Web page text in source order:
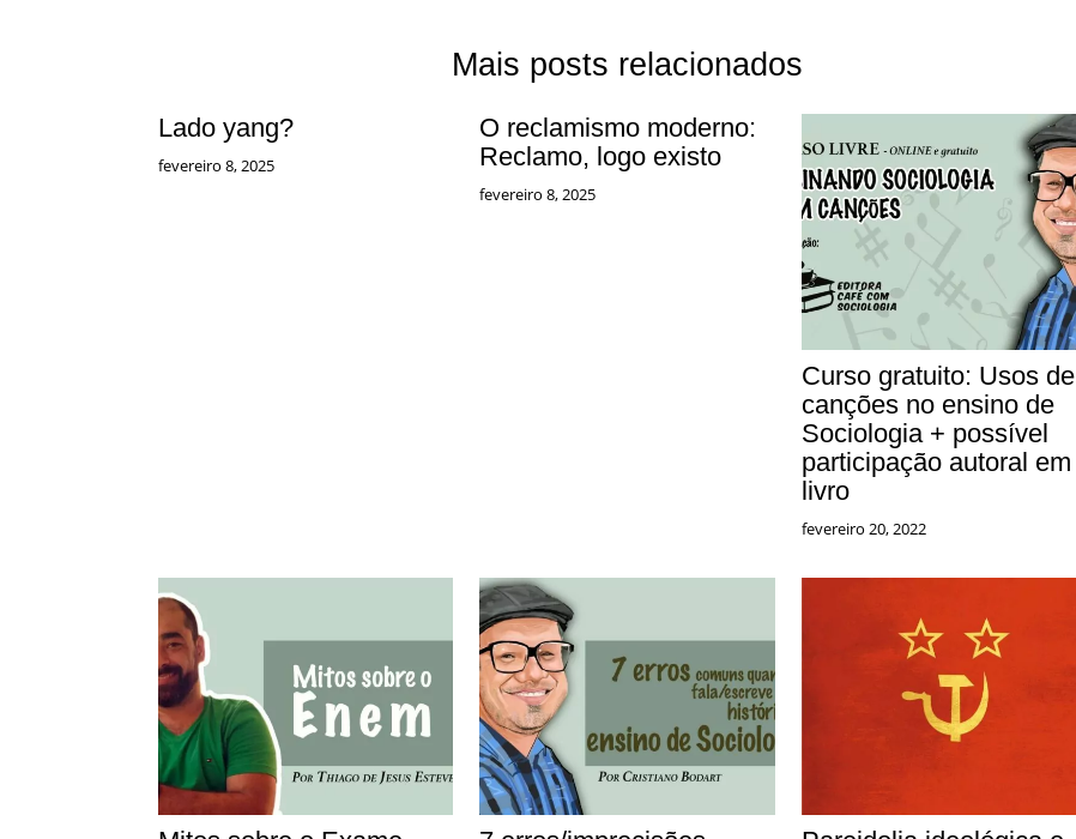
Mais posts relacionados
Lado yang?
fevereiro 8, 2025
O reclamismo moderno:
Reclamo, logo existo
fevereiro 8, 2025
Curso gratuito: Usos de
canções no ensino de
Sociologia + possível
participação autoral em
livro
fevereiro 20, 2022